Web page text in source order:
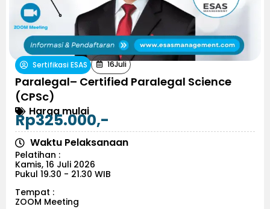
Sertifikasi ESAS 16Juli
Paralegal– Certified Paralegal Science
(CPSc)
Harga mulai
Rp325.000,-
Waktu Pelaksanaan
Pelatihan :
Kamis, 16 Juli 2026
Pukul 19.30 - 21.30 WIB
Tempat :
ZOOM Meeting